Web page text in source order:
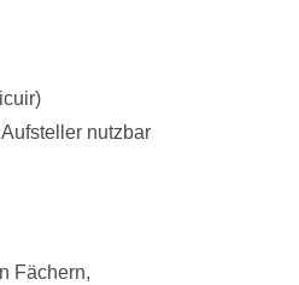
nutzbar
Fächern,